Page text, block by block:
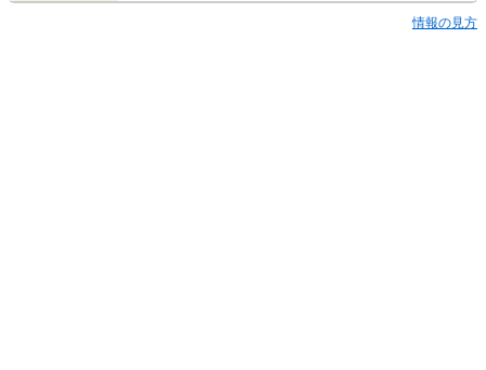
情報の見方